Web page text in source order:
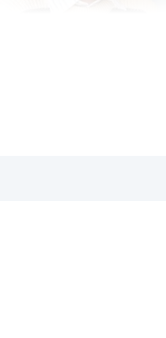
「手機」觀看課程，
放狀態才會進行扣除。